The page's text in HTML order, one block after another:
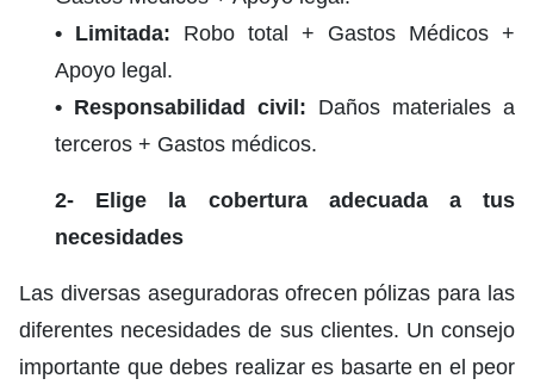
• Limitada: Robo total + Gastos Médicos +
Apoyo legal.
• Responsabilidad civil: Daños materiales a
terceros + Gastos médicos.
2- Elige la cobertura adecuada a tus
necesidades
Las diversas aseguradoras ofrecen pólizas para las
diferentes necesidades de sus clientes. Un consejo
importante que debes realizar es basarte en el peor